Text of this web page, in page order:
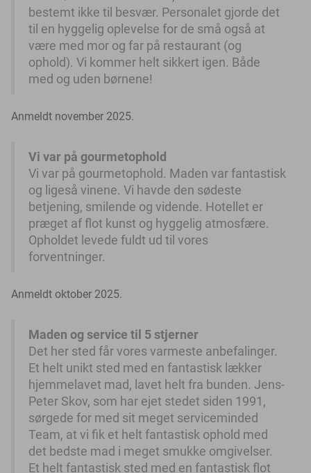
bestemt ikke til besvær. Personalet gjorde det
til en hyggelig oplevelse for de små også at
være med mor og far på restaurant (og
ophold). Vi kommer helt sikkert igen. Både
med og uden børnene!
Anmeldt november 2025.
Vi var på gourmetophold
Vi var på gourmetophold. Maden var fantastisk
og ligeså vinene. Vi havde den sødeste
betjening, smilende og vidende. Hotellet er
præget af flot kunst og hyggelig atmosfære.
Opholdet levede fuldt ud til vores
forventninger.
Anmeldt oktober 2025.
Maden og service til 5 stjerner
Det her sted får vores varmeste anbefalinger.
Et helt unikt sted med en fantastisk lækker
hjemmelavet mad, lavet helt fra bunden. Jens-
Peter Skov, som har ejet stedet siden 1991,
sørgede for med sit meget serviceminded
Team, at vi fik et helt fantastisk ophold med
det bedste mad i meget smukke omgivelser.
Et helt fantastisk sted med en fantastisk flot